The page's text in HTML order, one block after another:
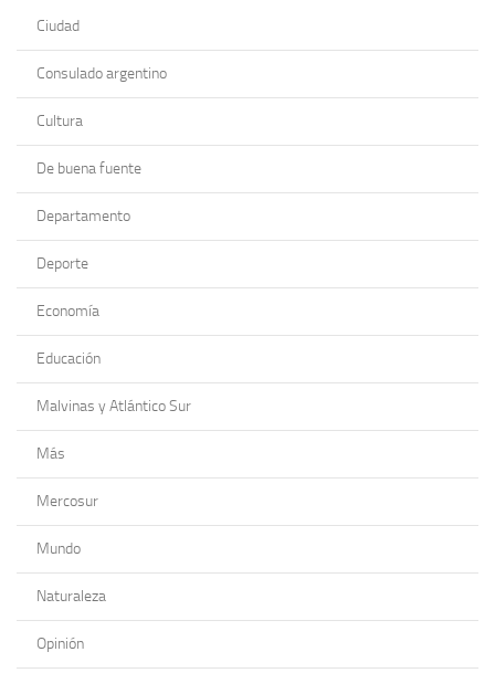
Ciudad
Consulado argentino
Cultura
De buena fuente
Departamento
Deporte
Economía
Educación
Malvinas y Atlántico Sur
Más
Mercosur
Mundo
Naturaleza
Opinión